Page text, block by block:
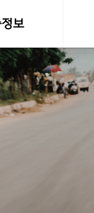
보
제원
송료조회
이용약관